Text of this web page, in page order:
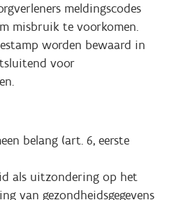
meldingscodes
misbruik te voorkomen.
worden bewaard in
voor
belang (art. 6, eerste
als uitzondering op het
van gezondheidsgegevens